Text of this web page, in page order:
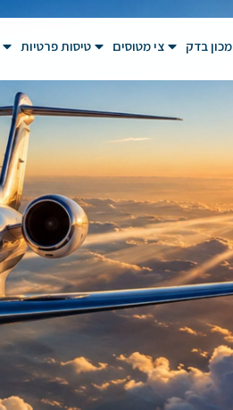
מכון בדק צי מטוסים טיסות פרטיות